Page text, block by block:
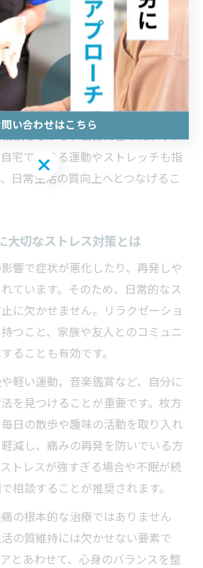
能回復を目指せます。実際にリハ
者からは、「日常動作が楽になっ
た」といった前向きな声も聞かれ
容は個人差が大きいため、必ず担
談しながら、自分に合ったプラン
宅でできる運動やストレッチも指
日常生活の質向上へとつなげるこ
大切なストレス対策とは
響で症状が悪化したり、再発しや
ています。そのため、日常的なス
に欠かせません。リラクゼーショ
つこと、家族や友人とのコミュニ
ることも有効です。
軽い運動、音楽鑑賞など、自分に
を見つけることが重要です。枚方
日の散歩や趣味の活動を取り入れ
減し、痛みの再発を防いでいる方
トレスが強すぎる場合や不眠が続
相談することが推奨されます。
の根本的な治療ではありません
の質維持には欠かせない要素で
とあわせて、心身のバランスを整
い合わせはこちら
い合わせはこちら